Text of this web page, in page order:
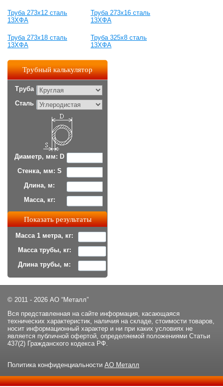
Труба 273х12 сталь
13ХФА
Труба 273х16 сталь
13ХФА
Труба 273х18 сталь
13ХФА
Труба 325х8 сталь
13ХФА
Трубный калькулятор
Труба
Сталь
Диаметр, мм: D
Стенка, мм: S
Длина, м:
Масса, кг:
Масса 1 метра, кг:
Масса трубы, кг:
Длина трубы, м:
© 2011 - 2026 АО “Металл”
Вся представленная на сайте информация, касающаяся
технических характеристик, наличия на складе, стоимости товаров,
носит информационный характер и ни при каких условиях не
является публичной офертой, определяемой положениями Статьи
437(2) Гражданского кодекса РФ.
Политика конфиденциальности АО Металл